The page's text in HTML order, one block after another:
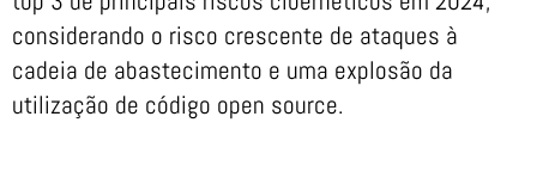
considerando o risco crescente de ataques à
cadeia de abastecimento e uma explosão da
utilização de código open source.